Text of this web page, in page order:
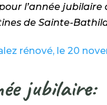
pour l’année
de Sainte-
rénové, le 20
jubilaire: